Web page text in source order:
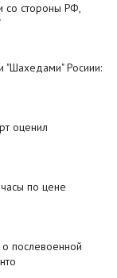
со стороны РФ,
"Шахедами" Росиии:
оценил
по цене
о послевоенной